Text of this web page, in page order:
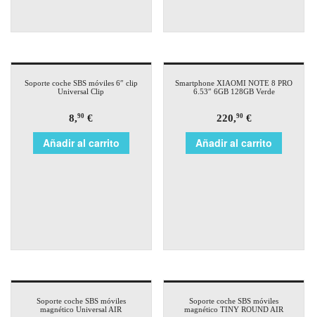
Soporte coche SBS móviles 6″ clip
Universal Clip
8,90 €
Añadir al carrito
Smartphone XIAOMI NOTE 8 PRO
6.53″ 6GB 128GB Verde
220,90€
Añadir al carrito
Soporte coche SBS móviles
magnético Universal AIR
Soporte coche SBS móviles
magnético TINY ROUND AIR